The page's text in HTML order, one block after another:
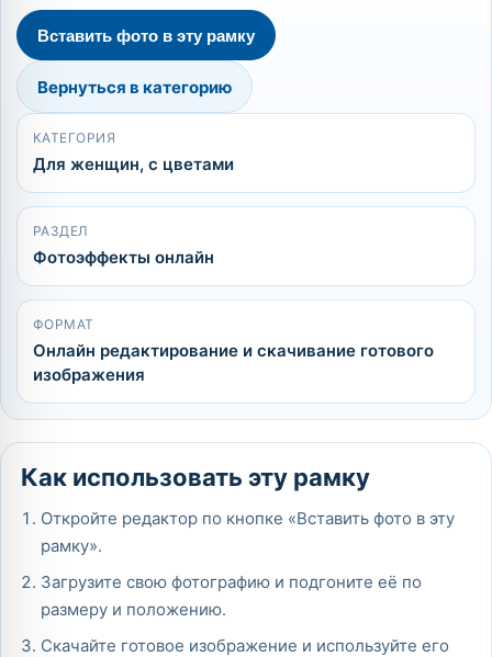
Вставить фото в эту рамку
Вернуться в категорию
КАТЕГОРИЯ
Для женщин, с цветами
РАЗДЕЛ
Фотоэффекты онлайн
ФОРМАТ
Онлайн редактирование и скачивание готового
изображения
Как использовать эту рамку
Откройте редактор по кнопке «Вставить фото в эту
рамку».
Загрузите свою фотографию и подгоните её по
размеру и положению.
Скачайте готовое изображение и используйте его